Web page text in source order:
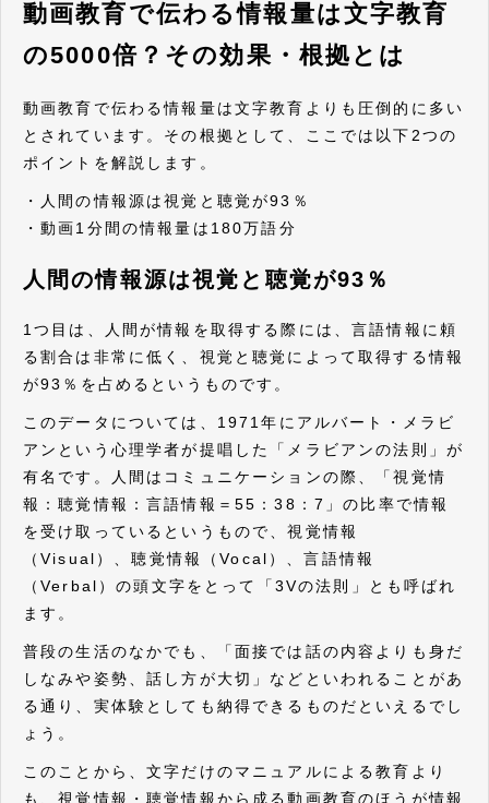
動画教育で伝わる情報量は文字教育
の5000倍？その効果・根拠とは
動画教育で伝わる情報量は文字教育よりも圧倒的に多い
とされています。その根拠として、ここでは以下2つの
ポイントを解説します。
・人間の情報源は視覚と聴覚が93％
・動画1分間の情報量は180万語分
人間の情報源は視覚と聴覚が93％
1つ目は、人間が情報を取得する際には、言語情報に頼
る割合は非常に低く、視覚と聴覚によって取得する情報
が93％を占めるというものです。
このデータについては、1971年にアルバート・メラビ
アンという心理学者が提唱した「メラビアンの法則」が
有名です。人間はコミュニケーションの際、「視覚情
報：聴覚情報：言語情報＝55：38：7」の比率で情報
を受け取っているというもので、視覚情報
（Visual）、聴覚情報（Vocal）、言語情報
（Verbal）の頭文字をとって「3Vの法則」とも呼ばれ
ます。
普段の生活のなかでも、「面接では話の内容よりも身だ
しなみや姿勢、話し方が大切」などといわれることがあ
る通り、実体験としても納得できるものだといえるでし
ょう。
このことから、文字だけのマニュアルによる教育より
も、視覚情報・聴覚情報から成る動画教育のほうが情報